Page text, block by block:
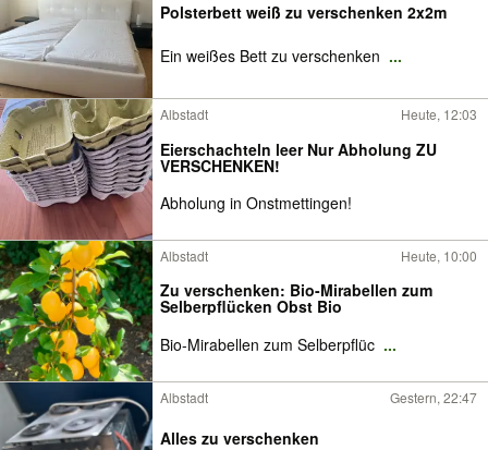
Polsterbett weiß zu verschenken 2x2m
Ein weißes Bett zu verschenken ...
Albstadt Heute, 12:03
Eierschachteln leer Nur Abholung ZU
VERSCHENKEN!
Abholung in Onstmettingen!
Albstadt Heute, 10:00
Zu verschenken: Bio-Mirabellen zum
Selberpflücken Obst Bio
Bio-Mirabellen zum Selberpflüc ...
Albstadt Gestern, 22:47
Alles zu verschenken